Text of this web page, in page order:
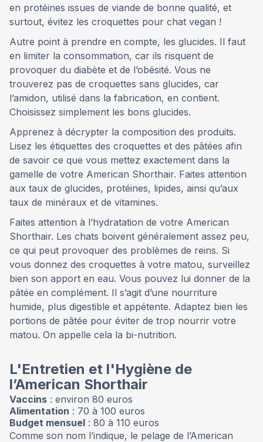
en protéines issues de viande de bonne qualité, et
surtout, évitez les croquettes pour chat vegan !
Autre point à prendre en compte, les glucides. Il faut
en limiter la consommation, car ils risquent de
provoquer du diabète et de l’obésité. Vous ne
trouverez pas de croquettes sans glucides, car
l’amidon, utilisé dans la fabrication, en contient.
Choisissez simplement les bons glucides.
Apprenez à décrypter la composition des produits.
Lisez les étiquettes des croquettes et des pâtées afin
de savoir ce que vous mettez exactement dans la
gamelle de votre American Shorthair. Faites attention
aux taux de glucides, protéines, lipides, ainsi qu’aux
taux de minéraux et de vitamines.
Faites attention à l’hydratation de votre American
Shorthair. Les chats boivent généralement assez peu,
ce qui peut provoquer des problèmes de reins. Si
vous donnez des croquettes à votre matou, surveillez
bien son apport en eau. Vous pouvez lui donner de la
pâtée en complément. Il s’agit d’une nourriture
humide, plus digestible et appétente. Adaptez bien les
portions de pâtée pour éviter de trop nourrir votre
matou. On appelle cela la bi-nutrition.
L'Entretien et l'Hygiène de
l’American Shorthair
Vaccins : environ 80 euros
Alimentation : 70 à 100 euros
Budget mensuel : 80 à 110 euros
Comme son nom l’indique, le pelage de l’American